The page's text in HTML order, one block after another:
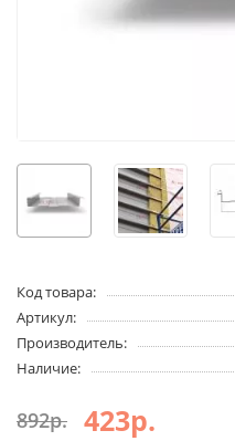
Код товара:
Артикул:
Производитель:
Наличие:
892р. 423р.